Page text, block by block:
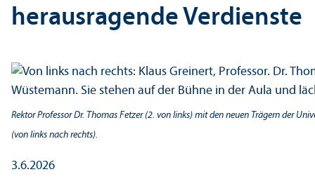
herausragende Verdienste
Rektor Professor Dr. Thomas Fetzer (2. von links) mit den neuen Trägern der
(von links nach rechts).
3.6.2026